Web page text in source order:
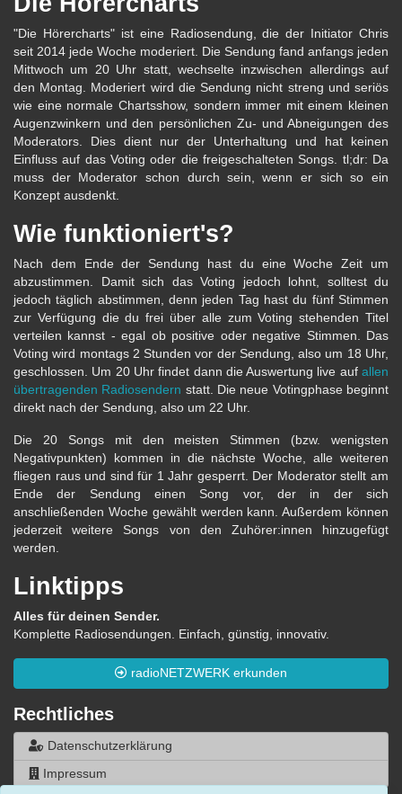
"Die Hörercharts" ist eine Radiosendung, die der Initiator Chris
seit 2014 jede Woche moderiert. Die Sendung fand anfangs jeden
Mittwoch um 20 Uhr statt, wechselte inzwischen allerdings auf
den Montag. Moderiert wird die Sendung nicht streng und seriös
wie eine normale Chartsshow, sondern immer mit einem kleinen
Augenzwinkern und den persönlichen Zu- und Abneigungen des
Moderators. Dies dient nur der Unterhaltung und hat keinen
Einfluss auf das Voting oder die freigeschalteten Songs. tl;dr: Da
muss der Moderator schon durch sein, wenn er sich so ein
Konzept ausdenkt.
Wie funktioniert's?
Nach dem Ende der Sendung hast du eine Woche Zeit um
abzustimmen. Damit sich das Voting jedoch lohnt, solltest du
jedoch täglich abstimmen, denn jeden Tag hast du fünf Stimmen
zur Verfügung die du frei über alle zum Voting stehenden Titel
verteilen kannst - egal ob positive oder negative Stimmen. Das
Voting wird montags 2 Stunden vor der Sendung, also um 18 Uhr,
geschlossen. Um 20 Uhr findet dann die Auswertung live auf allen
übertragenden Radiosendern statt. Die neue Votingphase beginnt
direkt nach der Sendung, also um 22 Uhr.
Die 20 Songs mit den meisten Stimmen (bzw. wenigsten
Negativpunkten) kommen in die nächste Woche, alle weiteren
fliegen raus und sind für 1 Jahr gesperrt. Der Moderator stellt am
Ende der Sendung einen Song vor, der in der sich
anschließenden Woche gewählt werden kann. Außerdem können
jederzeit weitere Songs von den Zuhörer:innen hinzugefügt
werden.
Linktipps
Alles für deinen Sender.
Komplette Radiosendungen. Einfach, günstig, innovativ.
radioNETZWERK erkunden
Rechtliches
Datenschutzerklärung
Impressum